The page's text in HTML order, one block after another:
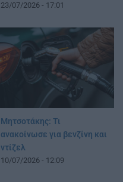
23/07/2026 - 17:01
Μητσοτάκης: Τι
ανακοίνωσε για βενζίνη και
ντίζελ
10/07/2026 - 12:09